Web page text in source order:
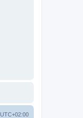
UTC+02:00